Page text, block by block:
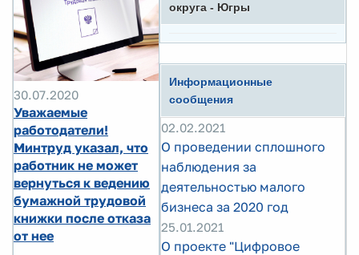
30.07.2020
Уважаемые
работодатели!
Минтруд указал, что
работник не может
вернуться к ведению
бумажной трудовой
книжки после отказа
от нее
округа - Югры
Информационные
сообщения
02.02.2021
О проведении сплошного
наблюдения за
деятельностью малого
бизнеса за 2020 год
25.01.2021
O проекте "Цифровое